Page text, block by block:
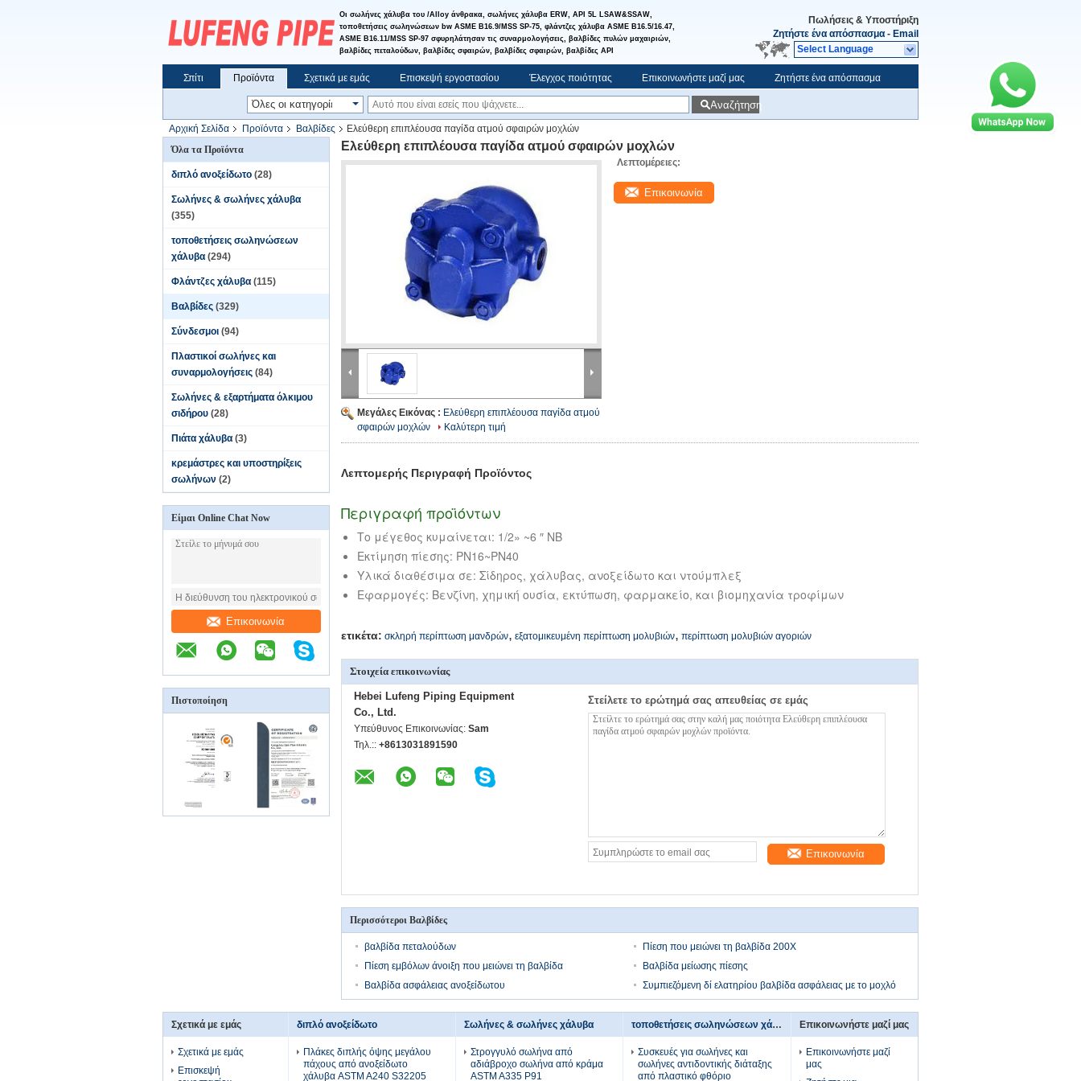
Οι σωλήνες χάλυβα του /Alloy άνθρακα, σωλήνες χάλυβα ERW, API 5L LSAW&SSAW,
τοποθετήσεις σωληνώσεων bw ASME B16.9/MSS SP-75, φλάντζες χάλυβα ASME B16.5/16.47,
ASME B16.11/MSS SP-97 σφυρηλάτησαν τις συναρμολογήσεις, βαλβίδες πυλών μαχαιριών,
βαλβίδες πεταλούδων, βαλβίδες σφαιρών, βαλβίδες σφαιρών, βαλβίδες API
Πωλήσεις & Υποστήριξη
Ζητήστε ένα απόσπασμα - Email
Select Language
Σπίτι Προϊόντα Σχετικά με εμάς Επισκεψή εργοστασίου Έλεγχος ποιότητας Επικοινωνήστε μαζί μας Ζητήστε ένα απόσπασμα
Αναζήτηση
Αρχική Σελίδα Προϊόντα Βαλβίδες
Ελεύθερη επιπλέουσα παγίδα ατμού σφαιρών μοχλών
Όλα τα Προϊόντα
διπλό ανοξείδωτο (28)
Σωλήνες & σωλήνες χάλυβα
(355)
τοποθετήσεις σωληνώσεων
χάλυβα (294)
Φλάντζες χάλυβα (115)
Βαλβίδες (329)
Σύνδεσμοι (94)
Πλαστικοί σωλήνες και
συναρμολογήσεις (84)
Σωλήνες & εξαρτήματα όλκιμου
σιδήρου (28)
Πιάτα χάλυβα (3)
κρεμάστρες και υποστηρίξεις
σωλήνων (2)
Είμαι Online Chat Now
Επικοινωνία
Πιστοποίηση
Ελεύθερη επιπλέουσα παγίδα ατμού σφαιρών μοχλών
Μεγάλες Εικόνας : Ελεύθερη επιπλέουσα παγίδα ατμού
σφαιρών μοχλών
Καλύτερη τιμή
Λεπτομέρειες:
Επικοινωνία
Λεπτομερής Περιγραφή Προϊόντος
Περιγραφή προϊόντων
Το μέγεθος κυμαίνεται: 1/2» ~6 ″ NB
Εκτίμηση πίεσης: PN16~PN40
Υλικά διαθέσιμα σε: Σίδηρος, χάλυβας, ανοξείδωτο και ντούμπλεξ
Εφαρμογές: Βενζίνη, χημική ουσία, εκτύπωση, φαρμακείο, και βιομηχανία τροφίμων
ετικέτα: σκληρή περίπτωση μανδρών, εξατομικευμένη περίπτωση μολυβιών, περίπτωση μολυβιών αγοριών
Στοιχεία επικοινωνίας
Hebei Lufeng Piping Equipment
Co., Ltd.
Υπεύθυνος Επικοινωνίας: Sam
Τηλ.:: +8613031891590
Στείλετε το ερώτημά σας απευθείας σε εμάς
Επικοινωνία
Περισσότεροι Βαλβίδες
βαλβίδα πεταλούδων
Πίεση που μειώνει τη βαλβίδα 200X
Πίεση εμβόλων άνοιξη που μειώνει τη βαλβίδα
Βαλβίδα μείωσης πίεσης
Βαλβίδα ασφάλειας ανοξείδωτου
Συμπιεζόμενη δί ελατηρίου βαλβίδα ασφάλειας με το μοχλό
Σχετικά με εμάς
Σχετικά με εμάς
Επισκεψή
διπλό ανοξείδωτο
Πλάκες διπλής όψης μεγάλου
πάχους από ανοξείδωτο
χάλυβα ASTM A240 S32205
Σωλήνες & σωλήνες χάλυβα
Στρογγυλό σωλήνα από
αδιάβροχο σωλήνα από κράμα
ASTM A335 P91
τοποθετήσεις σωληνώσεων χάλυβα
Συσκευές για σωλήνες και
σωλήνες αντιδοντικής διάταξης
από πλαστικό φθόριο
Επικοινωνήστε μαζί μας
Επικοινωνήστε μαζί
μας